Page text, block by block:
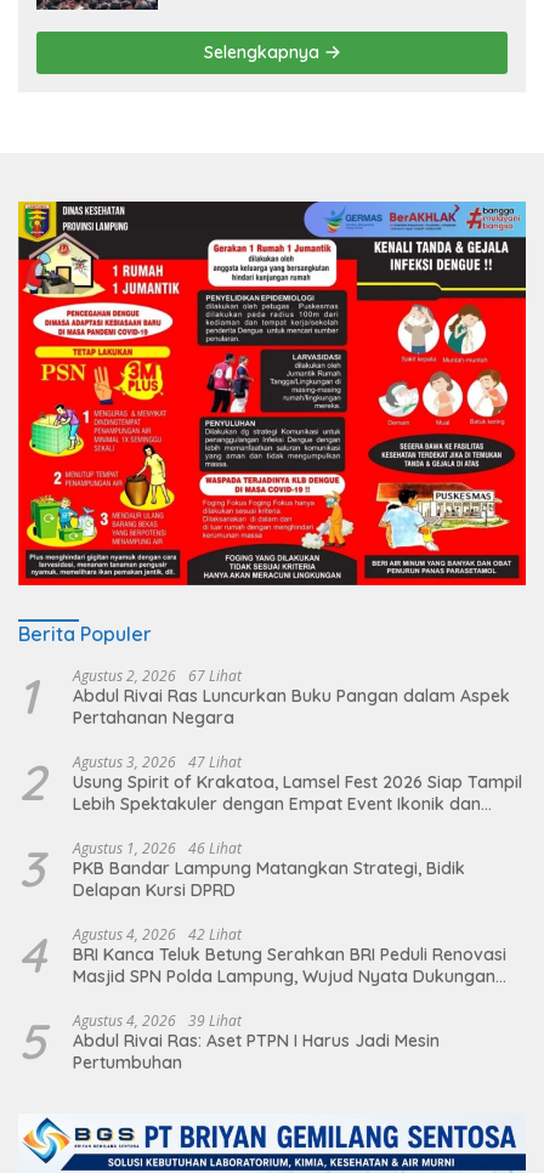
Selengkapnya
Berita Populer
1 Agustus 2, 2026 67 Lihat
Abdul Rivai Ras Luncurkan Buku Pangan dalam Aspek
Pertahanan Negara
2 Agustus 3, 2026 47 Lihat
Usung Spirit of Krakatoa, Lamsel Fest 2026 Siap Tampil
Lebih Spektakuler dengan Empat Event Ikonik dan
3 Agustus 1, 2026 46 Lihat
PKB Bandar Lampung Matangkan Strategi, Bidik
Delapan Kursi DPRD
4 Agustus 4, 2026 42 Lihat
BRI Kanca Teluk Betung Serahkan BRI Peduli Renovasi
Masjid SPN Polda Lampung, Wujud Nyata Dukungan
5 Agustus 4, 2026 39 Lihat
Abdul Rivai Ras: Aset PTPN I Harus Jadi Mesin
Pertumbuhan